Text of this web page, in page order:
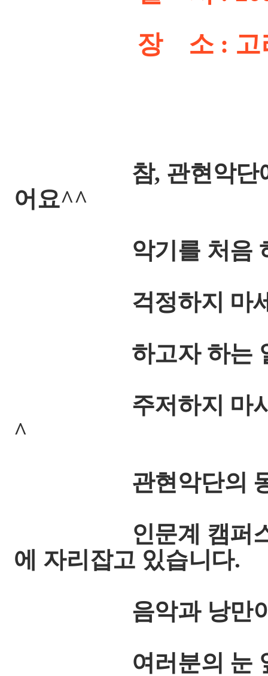
장 소 : 고려대
참, 관현악단에서
어요^^
악기를 처음 하
걱정하지 마세
하고자 하는 열정
주저하지 마시고
^
관현악단의 동
인문계 캠퍼스 학
에 자리잡고 있습니다.
음악과 낭만이 함
여러분의 눈 앞